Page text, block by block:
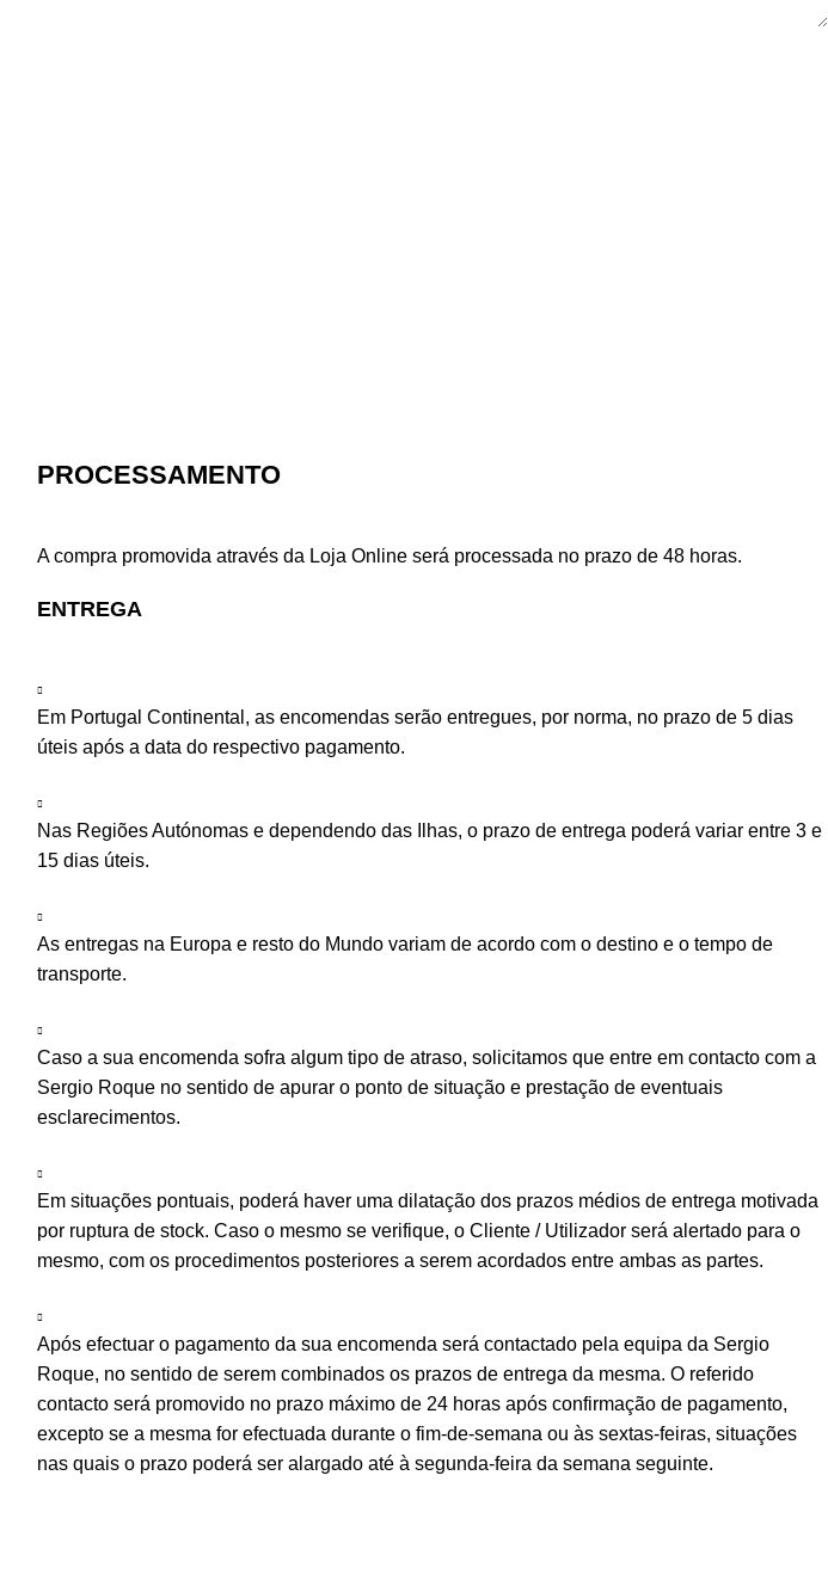
PROCESSAMENTO
A compra promovida através da Loja Online será processada no prazo de 48 horas.
ENTREGA
Em Portugal Continental, as encomendas serão entregues, por norma, no prazo de 5 dias
úteis após a data do respectivo pagamento.
Nas Regiões Autónomas e dependendo das Ilhas, o prazo de entrega poderá variar entre 3 e
15 dias úteis.
As entregas na Europa e resto do Mundo variam de acordo com o destino e o tempo de
transporte.
Caso a sua encomenda sofra algum tipo de atraso, solicitamos que entre em contacto com a
Sergio Roque no sentido de apurar o ponto de situação e prestação de eventuais
esclarecimentos.
Em situações pontuais, poderá haver uma dilatação dos prazos médios de entrega motivada
por ruptura de stock. Caso o mesmo se verifique, o Cliente / Utilizador será alertado para o
mesmo, com os procedimentos posteriores a serem acordados entre ambas as partes.
Após efectuar o pagamento da sua encomenda será contactado pela equipa da Sergio
Roque, no sentido de serem combinados os prazos de entrega da mesma. O referido
contacto será promovido no prazo máximo de 24 horas após confirmação de pagamento,
excepto se a mesma for efectuada durante o fim-de-semana ou às sextas-feiras, situações
nas quais o prazo poderá ser alargado até à segunda-feira da semana seguinte.